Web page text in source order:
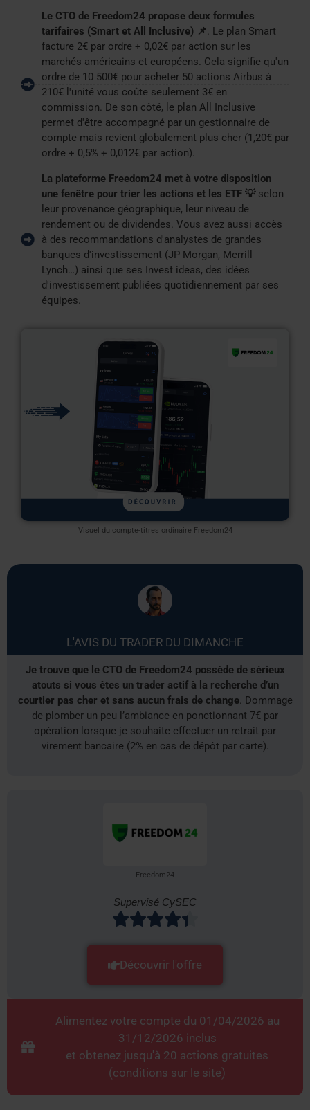
Le CTO de Freedom24 propose deux formules
tarifaires (Smart et All Inclusive) 📌. Le plan Smart
facture 2€ par ordre + 0,02€ par action sur les
marchés américains et européens. Cela signifie qu'un
ordre de 10 500€ pour acheter 50 actions Airbus à
210€ l'unité vous coûte seulement 3€ en
commission. De son côté, le plan All Inclusive
permet d'être accompagné par un gestionnaire de
compte mais revient globalement plus cher (1,20€ par
ordre + 0,5% + 0,012€ par action).
La plateforme Freedom24 met à votre disposition
une fenêtre pour trier les actions et les ETF 💡selon
leur provenance géographique, leur niveau de
rendement ou de dividendes. Vous avez aussi accès
à des recommandations d'analystes de grandes
banques d'investissement (JP Morgan, Merrill
Lynch…) ainsi que ses Invest ideas, des idées
d'investissement publiées quotidiennement par ses
équipes.
Visuel du compte-titres ordinaire Freedom24
L'AVIS DU TRADER DU DIMANCHE
Je trouve que le CTO de Freedom24 possède de sérieux
atouts si vous êtes un trader actif à la recherche d’un
courtier pas cher et sans aucun frais de change. Dommage
de plomber un peu l’ambiance en ponctionnant 7€ par
opération lorsque je souhaite effectuer un retrait par
virement bancaire (2% en cas de dépôt par carte).
Freedom24
Supervisé CySEC
Découvrir l'offre
Alimentez votre compte du 01/04/2026 au
31/12/2026 inclus
et obtenez jusqu'à 20 actions gratuites
(conditions sur le site)